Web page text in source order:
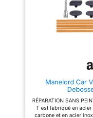
format compact facilite le
rangement dans une boîte à
outils, un coffre de voiture ou
garage et permet de les
à portée de main. 【Usage
aider à déplacer du verre, du
plats selon l'état et la
compatibilité de la surface.
Manelord Car
RÉPARATION SANS
T est fabriqué en acier
carbone et en acier